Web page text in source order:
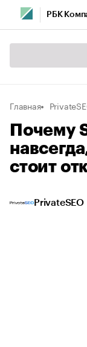
РБК
Главная
Почему
стоит
PrivateSEO